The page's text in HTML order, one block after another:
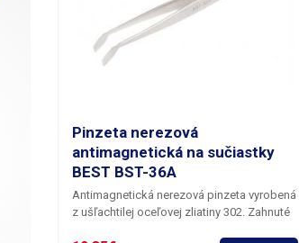
Pinzeta nerezová
antimagnetická na sučiastky
BEST BST-36A
Antimagnetická nerezová pinzeta vyrobená
z ušľachtilej oceľovej zliatiny 302. Zahnuté